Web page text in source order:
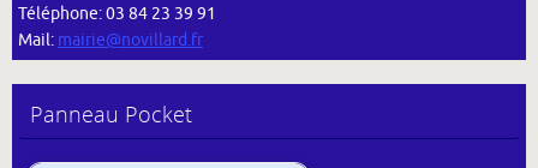
Téléphone: 03 84 23 39 91
Mail: mairie@novillard.fr
Panneau Pocket